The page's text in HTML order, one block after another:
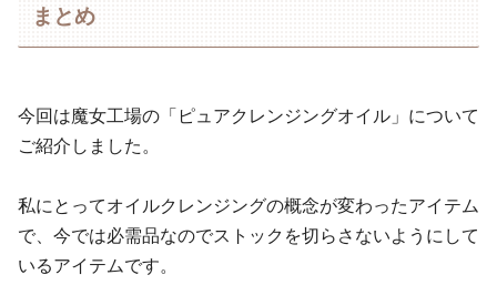
まとめ
今回は魔女工場の「ピュアクレンジングオイル」について
ご紹介しました。
私にとってオイルクレンジングの概念が変わったアイテム
で、今では必需品なのでストックを切らさないようにして
いるアイテムです。